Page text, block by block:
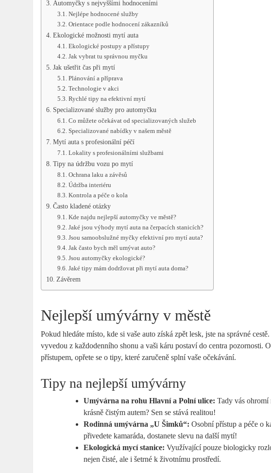
Automyčky s nejvyššími hodnoceními
Nejlépe hodnocené služby
Orientace podle hodnocení zákazníků
Ekologické možnosti mytí auta
Ekologické postupy a přístupy
Jak vybrat tu správnou myčku
Jak ušetřit čas při mytí
Plánování a příprava
Technologie v akci
Rychlé tipy na efektivní mytí
Specializované služby pro automyčku
Co můžete očekávat od specializovaných služeb
Specializované nabídky v našem městě
Mytí auta s profesionální péčí
Lokality s profesionálními službami
Tipy na údržbu vozu po mytí
Ochrana laku a závěsů
Údržba interiéru
Kontrola a péče o kola
Často kladené otázky
Kde najdu nejlepší automyčky ve městě?
Jaké jsou výhody mytí auta na čerpacích stanicích?
Jsou samoobslužné myčky efektivní pro mytí auta?
Jak často bych měl umývat auto?
Jsou automyčky ekologické?
Jaké tipy mám dodržovat při mytí auta doma?
Závěrem
Nejlepší umývárny v městě
Pokud hledáte místo, kde si vaše auto získá zpět lesk, jste na správné
vyvedou z každodenního shonu a vaši káru postaví do centra pozornosti.
přístupem, opřete se o tipy, které zaručeně splní vaše očekávání.
Tipy na nejlepší umývárny
Umývárna na rohu Hlavní a Polní ulice: Tady vás
krásně čistým autem? Sen se stává realitou!
Rodinná umývárna „U Šimků“: Osobní přístup a péče o
přivedete kamaráda, dostanete slevu na další mytí!
Ekologická mycí stanice: Využívající pouze biologicky
nejen čisté, ale i šetrné k životnímu prostředí.